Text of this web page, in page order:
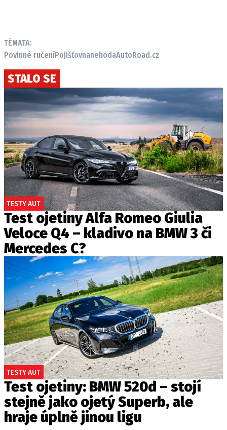
TÉMATA:
Povinné ručeníPojišťovnanehodaAutoRoad.cz
STALO SE
TESTY AUT
Test ojetiny Alfa Romeo Giulia
Veloce Q4 – kladivo na BMW 3 či
Mercedes C?
TESTY AUT
Test ojetiny: BMW 520d – stojí
stejně jako ojetý Superb, ale
hraje úplně jinou ligu